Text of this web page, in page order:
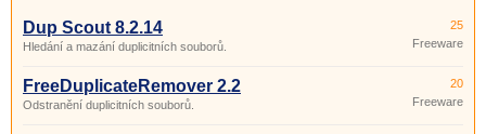
Dup Scout 8.2.14
Hledání a mazání duplicitních souborů.
25
Freeware
FreeDuplicateRemover 2.2
Odstranění duplicitních souborů.
20
Freeware